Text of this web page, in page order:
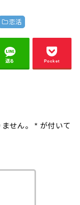
恋活
送る Pocket
せん。 * が付いて